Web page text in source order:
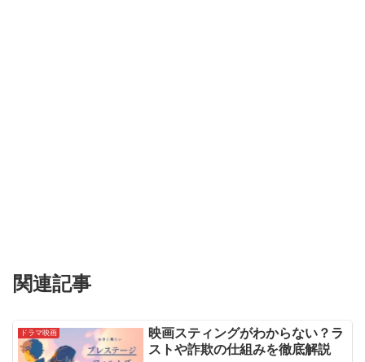
関連記事
ドラマ映画
映画スティングがわからない？ラ
ストや詐欺の仕組みを徹底解説